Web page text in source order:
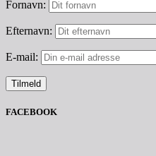
Fornavn:
Efternavn:
E-mail:
FACEBOOK